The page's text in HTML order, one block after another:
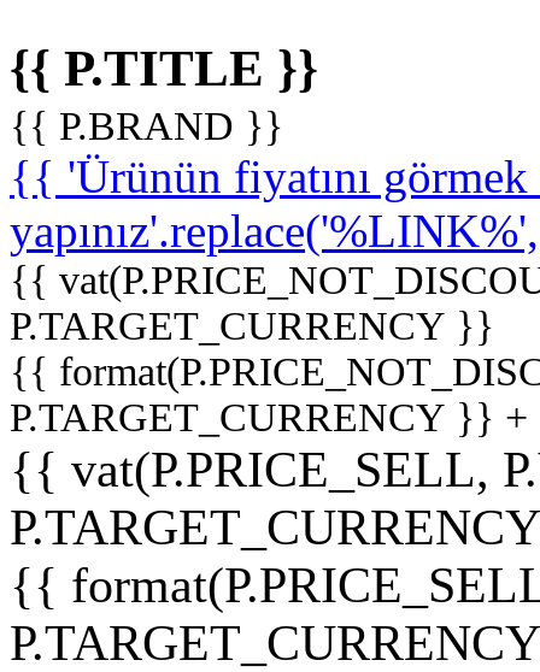
{{ P.TITLE }}
{{ P.BRAND }}
{{ 'Ürünün fiyatını
{{
P.TARGET_CURRENCY }}
{{
P.TARGET_CURRENCY }}
{{ vat(P.PRICE_SELL,
{{